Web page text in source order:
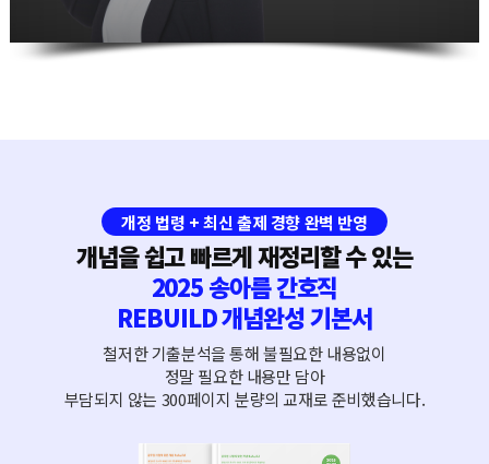
개정 법령 + 최신 출제 경향 완벽 반영
개념을 쉽고 빠르게 재정리할 수 있는
2025 송아름 간호직
REBUILD 개념완성 기본서
철저한 기출분석을 통해 불필요한 내용없이
정말 필요한 내용만 담아
부담되지 않는 300페이지 분량의 교재로 준비했습니다.